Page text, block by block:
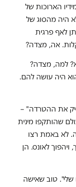
הארוכות של
היה מהסוג של
לאף פרגית
אה, מצדה?
למה, מצדה?
היה עושה להם.
את ההטרדה" –
שהותקפו מינית
לא באמת רצו
לאונס. הן
שלי". טוב שאישה